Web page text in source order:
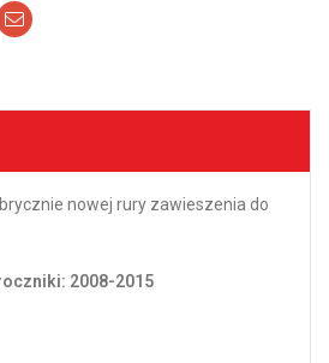
Email
nowej rury zawieszenia do
2008-2015